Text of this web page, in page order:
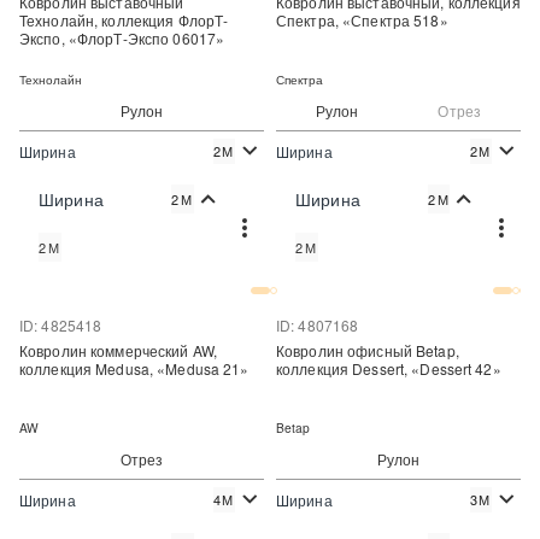
Рулон
Цена:
Технолайн, коллекция ФлорТ-
Экспо, «ФлорТ-Экспо 06017»
Технолайн
Ширина 2М
Ширина 2М
2М
Рулон Отрез
Цена:
Спектра, «Спектра 518»
Спектра
Ширина 2М
Ширина 2М
2М
Отрез
ID: 4825418
Ковролин коммерческий AW,
коллекция Medusa, «Medusa 21»
AW
Ширина 4М
Рулон
ID: 4807168
Ковролин офисный Betap,
коллекция Dessert, «Dessert 42»
Betap
Ширина 3М